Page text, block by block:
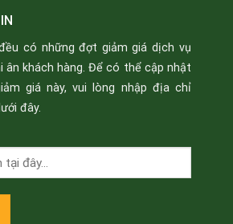
có những đợt giảm giá dịch vụ
ân khách hàng. Để có thể cập nhật
giá này, vui lòng nhập địa chỉ
đây.